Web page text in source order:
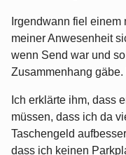
Irgendwann fiel
meiner Anwesenheit
wenn Send war und
Zusammenhang
Ich erklärte ihm, dass
müssen, dass ich da
Taschengeld
dass ich keinen